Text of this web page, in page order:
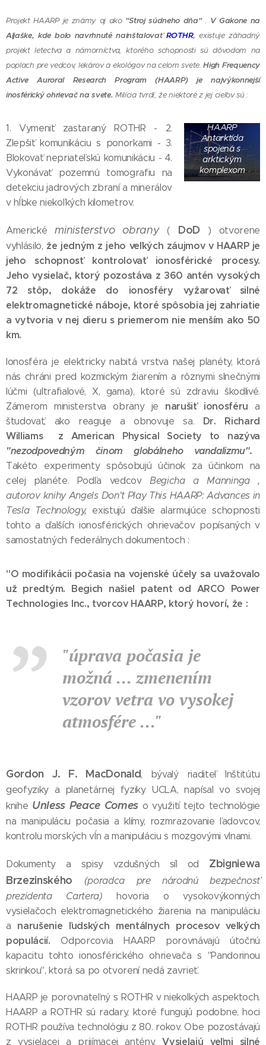
Projekt HAARP je známy aj ako "Stroj súdneho dňa" . V Gakone na
Aljaške, kde bolo navrhnuté nainštalovaťROTHR, existuje záhadný
projekt letectva a námorníctva, ktorého schopnosti sú dôvodom na
poplach pre vedcov, lekárov a ekológov na celom svete.High Frequency
Active Auroral Research Program (HAARP) je najvýkonnejší
inosférický ohrievač na svete. Milícia tvrdí, že niektoré z jej cieľov sú :
HAARP
Antarktída
spojená s
arktickým
komplexom
1. Vymeniť zastaraný ROTHR - 2.
Zlepšiť komunikáciu s ponorkami - 3.
Blokovať nepriateľskú komunikáciu - 4.
Vykonávať pozemnú tomografiu na
detekciu jadrových zbraní a minerálov
v hĺbke niekoľkých kilometrov.
Americkéministerstvo obrany( DoD ) otvorene
vyhlásilo, že jedným z jeho veľkých záujmov v HAARP je
jeho schopnosť kontrolovať ionosférické procesy.
Jeho vysielač, ktorý pozostáva z 360 antén vysokých
72 stôp, dokáže do ionosféry vyžarovať silné
elektromagnetické náboje, ktoré spôsobia jej zahriatie
a vytvoria v nej dieru s priemerom nie menším ako 50
km.
Ionosféra je elektricky nabitá vrstva našej planéty, ktorá
nás chráni pred kozmickým žiarením a rôznymi slnečnými
lúčmi (ultrafialové, X, gama), ktoré sú zdraviu škodlivé.
Zámerom ministerstva obrany je narušiť ionosféru a
študovať, ako reaguje a obnovuje sa. Dr. Richard
Williams z American Physical Society to nazýva
"nezodpovedným činom globálneho vandalizmu".
Takéto experimenty spôsobujú účinok za účinkom na
celej planéte. Podľa vedcovBegicha a Manninga ,
autorov knihy Angels Don't Play This HAARP: Advances in
Tesla Technology, existujú ďalšie alarmujúce schopnosti
tohto a ďalších ionosférických ohrievačov popísaných v
samostatných federálnych dokumentoch :
"O modifikácii počasia na vojenské účely sa uvažovalo
už predtým. Begich našiel patent od ARCO Power
Technologies Inc., tvorcov HAARP, ktorý hovorí, že :
"úprava počasia je
možná ... zmenením
vzorov vetra vo vysokej
atmosfére ..."
Gordon J. F. MacDonald, bývalý riaditeľ Inštitútu
geofyziky a planetárnej fyziky UCLA, napísal vo svojej
knihe Unless Peace Comes o využití tejto technológie
na manipuláciu počasia a klímy, rozmrazovanie ľadovcov,
kontrolu morských vĺn a manipuláciu s mozgovými vlnami.
Dokumenty a spisy vzdušných síl od Zbigniewa
Brzezinského
(poradca pre národnú bezpečnosť
prezidenta Cartera)hovoria o vysokovýkonných
vysielačoch elektromagnetického žiarenia na manipuláciu
a narušenie ľudských mentálnych procesov veľkých
populácií. Odporcovia HAARP porovnávajú útočnú
kapacitu tohto ionosférického ohrievača s "Pandorinou
skrinkou", ktorá sa po otvorení nedá zavrieť.
HAARP je porovnateľný s ROTHR v niekoľkých aspektoch.
HAARP a ROTHR sú radary, ktoré fungujú podobne, hoci
ROTHR používa technológiu z 80. rokov. Obe pozostávajú
z vysielacej a prijímacej antény.Vysielajú veľmi silné